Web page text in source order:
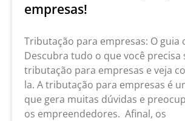
empresas!
Tributação para empresas: O guia
Descubra tudo o que você precisa
tributação para empresas e veja
la. A tributação para empresas é
que gera muitas dúvidas e
os empreendedores. Afinal, os